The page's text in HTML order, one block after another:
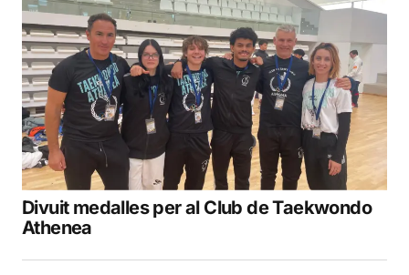
Divuit medalles per al Club de Taekwondo
Athenea